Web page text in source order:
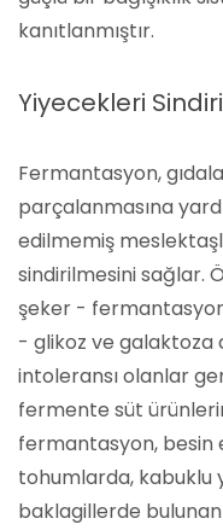
kanıtlanmıştır.
Yiyecekleri
Fermantasyon,
parçalanmasına
edilmemiş
sindirilmesini sağlar.
şeker -
- glikoz ve galaktoza
intoleransı olanlar
fermente süt
fermantasyon, besin
tohumlarda, kabuklu
baklagillerde